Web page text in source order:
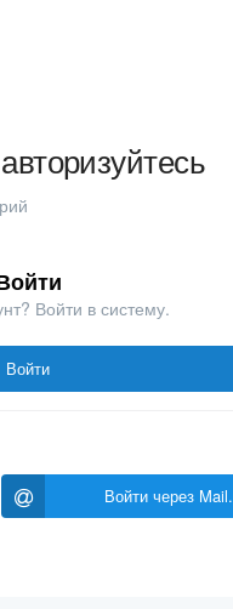
Войти в систему.
Войти
Войти через